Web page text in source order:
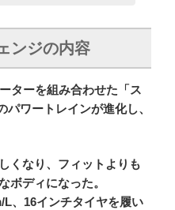
ンジの内容
ターを組み合わせた「ス
ワートレインが進化し、
くなり、フィットよりも
ボディになった。
、16インチタイヤを履い